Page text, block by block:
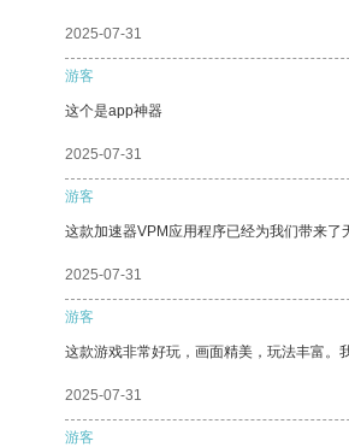
2025-07-31
游客
这个是app神器
2025-07-31
游客
这款加速器VPM应用程序已经为我们带来了
2025-07-31
游客
这款游戏非常好玩，画面精美，玩法丰富。
2025-07-31
游客